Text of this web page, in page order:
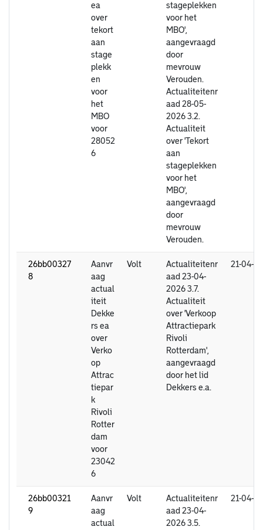
ea
over
tekort
aan
stage
plekk
en
voor
het
MBO
voor
28052
6
stageplekken
voor het
MBO',
aangevraagd
door
mevrouw
Verouden.
Actualiteitenr
aad 28-05-
2026 3.2.
Actualiteit
over 'Tekort
aan
stageplekken
voor het
MBO',
aangevraagd
door
mevrouw
Verouden.
26bb00327
8
Aanvr
aag
actual
iteit
Dekke
rs ea
over
Verko
op
Attrac
tiepar
k
Rivoli
Rotter
dam
voor
23042
6
Volt
Actualiteitenr
aad 23-04-
2026 3.7.
Actualiteit
over 'Verkoop
Attractiepark
Rivoli
Rotterdam',
aangevraagd
door het lid
Dekkers e.a.
21-04-
26bb00321
9
Aanvr
aag
actual
Volt
Actualiteitenr
aad 23-04-
2026 3.5.
21-04-